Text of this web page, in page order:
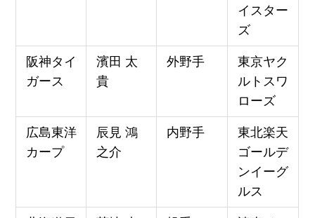
イスター
ズ
阪神タイ
ガース
濱田 太
貴
外野手
東京ヤク
ルトスワ
ローズ
広島東洋
カープ
辰見 鴻
之介
内野手
東北楽天
ゴールデ
ンイーグ
ルス